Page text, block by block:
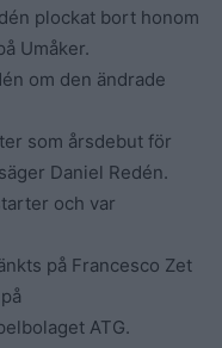
plockat bort honom
Umåker.
om den ändrade
som årsdebut för
Daniel Redén.
och var
på Francesco Zet
ATG.